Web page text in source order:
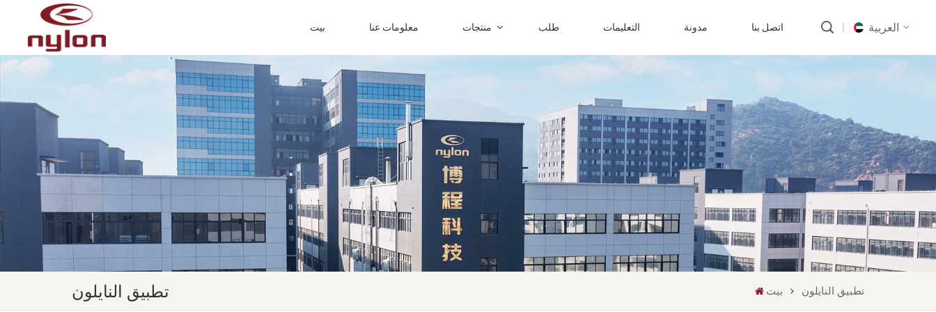
بيت معلومات عنا طلب التعليمات مدونة اتصل بنا العربية
русский
português
العربية
中文
تطبيق النايلون بيت تطبيق النايلون